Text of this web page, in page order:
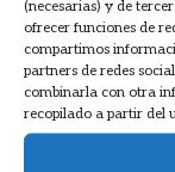
(necesarias) y de
ofrecer funciones de
compartimos
partners de redes
combinarla con otra
recopilado a partir del
nuestra
de indagar y
paladar, olfato y
de la periodista
tuvimos el